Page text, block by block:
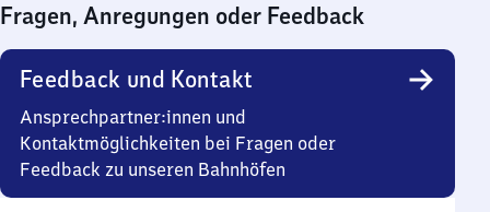
0
Uhr
Fragen, Anregungen oder Feedback
Feedback und Kontakt
Ansprechpartner:innen und
Kontaktmöglichkeiten bei Fragen oder
Feedback zu unseren Bahnhöfen